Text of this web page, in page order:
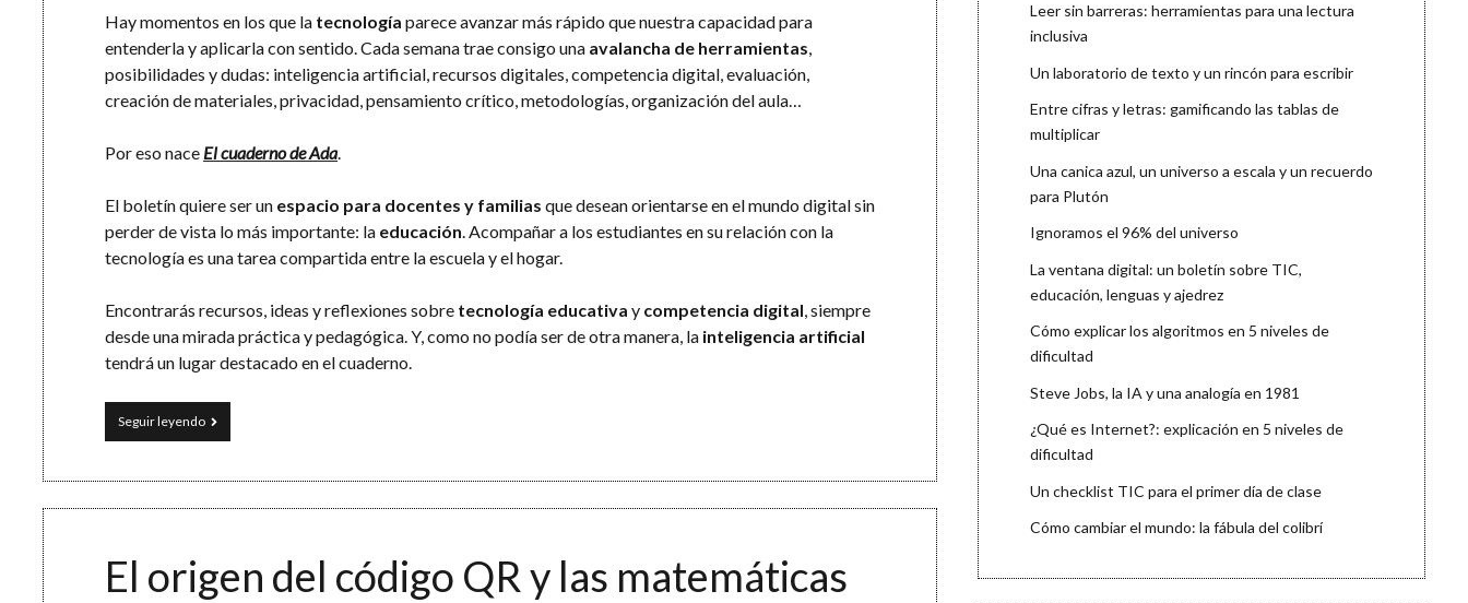
Hay momentos en los que la tecnología parece avanzar más rápido que nuestra capacidad para
entenderla y aplicarla con sentido. Cada semana trae consigo una avalancha de herramientas,
posibilidades y dudas: inteligencia artificial, recursos digitales, competencia digital, evaluación,
creación de materiales, privacidad, pensamiento crítico, metodologías, organización del aula…
Por eso nace El cuaderno de Ada.
El boletín quiere ser un espacio para docentes y familias que desean orientarse en el mundo digital sin
perder de vista lo más importante: la educación. Acompañar a los estudiantes en su relación con la
tecnología es una tarea compartida entre la escuela y el hogar.
Encontrarás recursos, ideas y reflexiones sobre tecnología educativa y competencia digital, siempre
desde una mirada práctica y pedagógica. Y, como no podía ser de otra manera, la inteligencia artificial
tendrá un lugar destacado en el cuaderno.
Seguir leyendoEl
cuaderno
Ada
El origen del código QR y las matemáticas
Leer sin barreras: herramientas para una lectura
inclusiva
Un laboratorio de texto y un rincón para escribir
Entre cifras y letras: gamificando las tablas de
multiplicar
Una canica azul, un universo a escala y un recuerdo
para Plutón
Ignoramos el 96% del universo
La ventana digital: un boletín sobre TIC,
educación, lenguas y ajedrez
Cómo explicar los algoritmos en 5 niveles de
dificultad
Steve Jobs, la IA y una analogía en 1981
¿Qué es Internet?: explicación en 5 niveles de
dificultad
Un checklist TIC para el primer día de clase
Cómo cambiar el mundo: la fábula del colibrí